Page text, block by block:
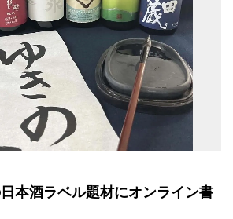
本酒ラベル題材にオンライン書